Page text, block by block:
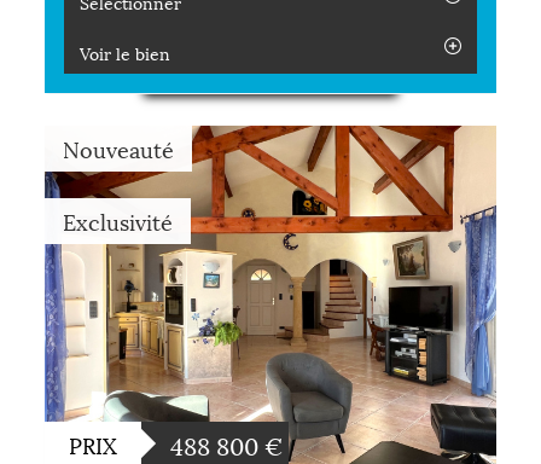
Voir le bien
Exclusivité
Nouveauté
PRIX 488 800€